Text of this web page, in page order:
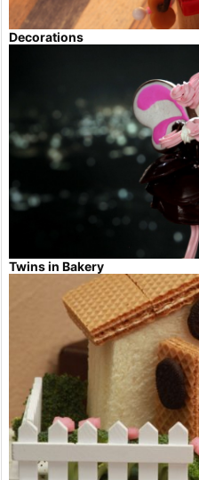
Decorations
Twins in Bakery